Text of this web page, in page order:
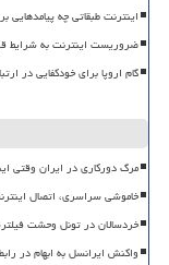
اینترنت طبقاتی چه پیامدهایی
ضروریست اینترنت به شرایط
گام اروپا برای خودکفایی در
مرگ دورکاری در ایران وقتی
خاموشی سراسری، اتصال
خردسالان در تونل وحشت
واکنش ایرانسل به ابهام در